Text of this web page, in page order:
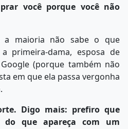
você porque você não
a maioria não sabe o que
primeira-dama, esposa de
(porque também não
em que ela passa vergonha
Digo mais: prefiro que
do que apareça com um